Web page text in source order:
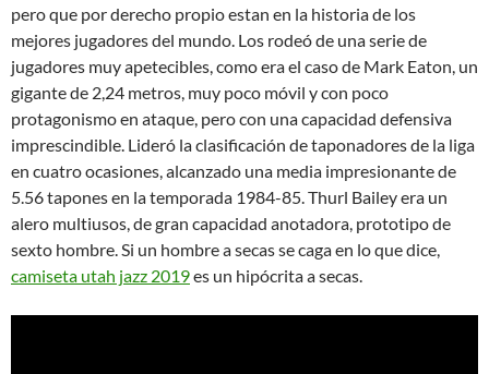
pero que por derecho propio estan en la historia de los
mejores jugadores del mundo. Los rodeó de una serie de
jugadores muy apetecibles, como era el caso de Mark Eaton, un
gigante de 2,24 metros, muy poco móvil y con poco
protagonismo en ataque, pero con una capacidad defensiva
imprescindible. Lideró la clasificación de taponadores de la liga
en cuatro ocasiones, alcanzado una media impresionante de
5.56 tapones en la temporada 1984-85. Thurl Bailey era un
alero multiusos, de gran capacidad anotadora, prototipo de
sexto hombre. Si un hombre a secas se caga en lo que dice,
camiseta utah jazz 2019es un hipócrita a secas.